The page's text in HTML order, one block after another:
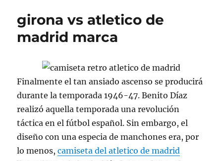
girona vs atletico de
madrid marca
Finalmente el tan ansiado ascenso se producirá
durante la temporada 1946-47. Benito Díaz
realizó aquella temporada una revolución
táctica en el fútbol español. Sin embargo, el
diseño con una especia de manchones era, por
lo menos,camiseta del atletico de madrid